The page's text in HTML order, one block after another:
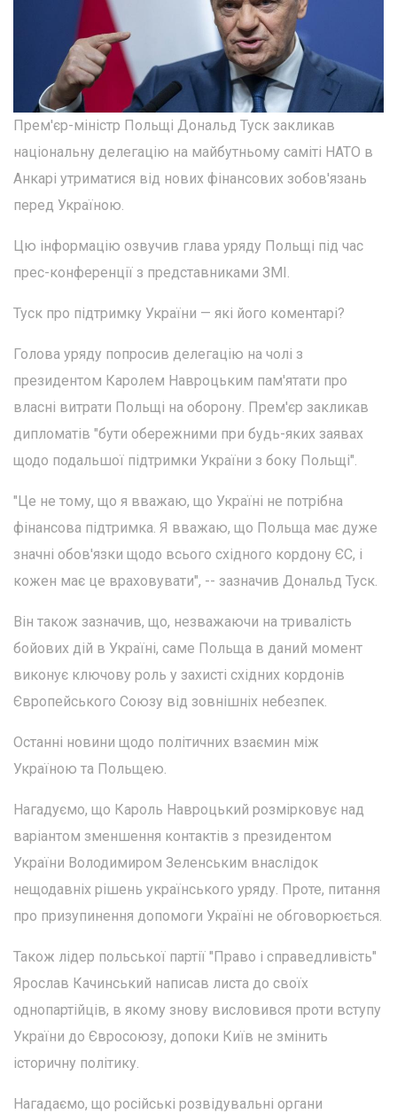
Прем'єр-міністр Польщі Дональд Туск закликав
національну делегацію на майбутньому саміті НАТО в
Анкарі утриматися від нових фінансових зобов'язань
перед Україною.
Цю інформацію озвучив глава уряду Польщі під час
прес-конференції з представниками ЗМІ.
Туск про підтримку України — які його коментарі?
Голова уряду попросив делегацію на чолі з
президентом Каролем Навроцьким пам'ятати про
власні витрати Польщі на оборону. Прем'єр закликав
дипломатів "бути обережними при будь-яких заявах
щодо подальшої підтримки України з боку Польщі".
"Це не тому, що я вважаю, що Україні не потрібна
фінансова підтримка. Я вважаю, що Польща має дуже
значні обов'язки щодо всього східного кордону ЄС, і
кожен має це враховувати", -- зазначив Дональд Туск.
Він також зазначив, що, незважаючи на тривалість
бойових дій в Україні, саме Польща в даний момент
виконує ключову роль у захисті східних кордонів
Європейського Союзу від зовнішніх небезпек.
Останні новини щодо політичних взаємин між
Україною та Польщею.
Нагадуємо, що Кароль Навроцький розмірковує над
варіантом зменшення контактів з президентом
України Володимиром Зеленським внаслідок
нещодавніх рішень українського уряду. Проте, питання
про призупинення допомоги Україні не обговорюється.
Також лідер польської партії "Право і справедливість"
Ярослав Качинський написав листа до своїх
однопартійців, в якому знову висловився проти вступу
України до Євросоюзу, допоки Київ не змінить
історичну політику.
Нагадаємо, що російські розвідувальні органи